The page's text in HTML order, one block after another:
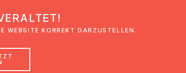
Veranstaltungen
WEBSITE KORREKT DARZUSTELLEN.